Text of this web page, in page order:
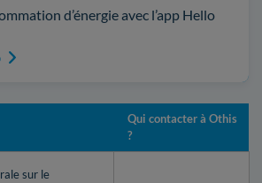
d’énergie avec l’app Hello
Qui contacter à Othis
?
sur le